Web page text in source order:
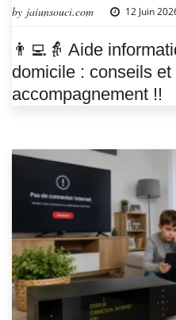
by jaiunsouci.com 12 Juin
👨‍💻👵 Aide
domicile : conseils et
accompagnement !!